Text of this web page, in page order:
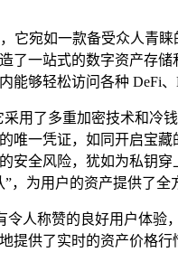
它宛如一款备受众人青
了一站式的数字资产存
能够轻松访问各种 DeFi
用了多重加密技术和冷
唯一凭证，如同开启宝
安全风险，犹如为私钥
，为用户的资产提供了全
令人称赞的良好用户体
提供了实时的资产价格